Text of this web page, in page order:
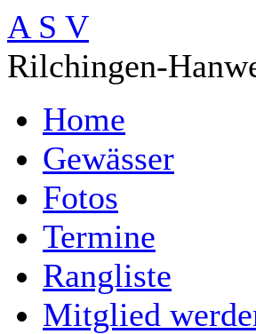
A S V
Rilchingen-
Home
Gewässer
Fotos
Termine
Rangliste
Mitglied